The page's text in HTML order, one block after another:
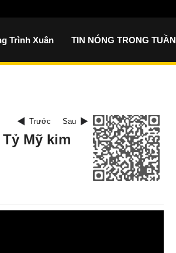
Trình Xuân TIN NÓNG TRONG TUẦN
Trước Sau
Mỹ kim